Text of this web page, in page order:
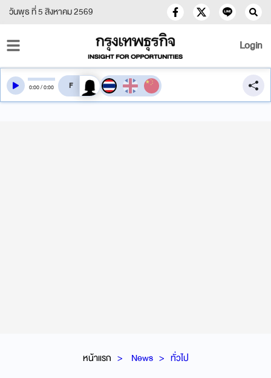
วันพุธ ที่ 5 สิงหาคม 2569
Login
หน้าแรก News ทั่วไป
0:00/0:00 สลับเสียงอ่าน